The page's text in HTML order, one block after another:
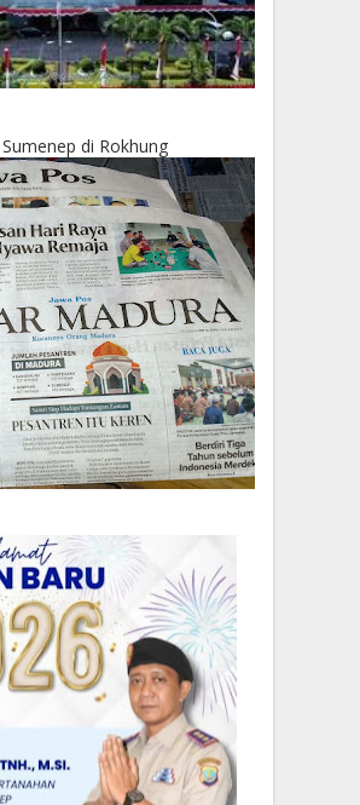
di Rokhung